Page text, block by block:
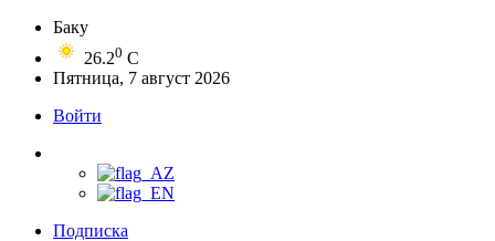
Баку
26.20 C
Пятница, 7 август 2026
Войти
Подписка